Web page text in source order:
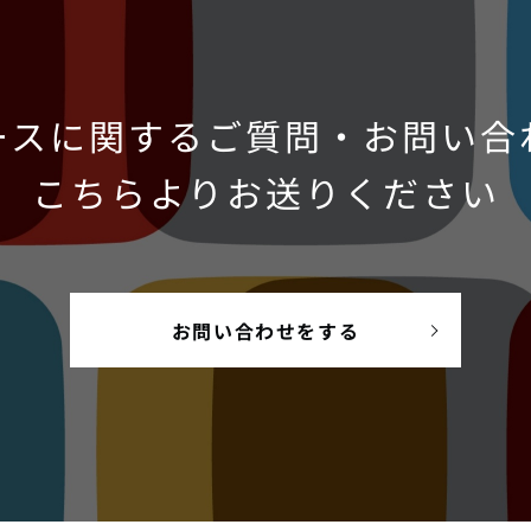
に関するご質問・お問い
こちらよりお送りください
お問い合わせをする